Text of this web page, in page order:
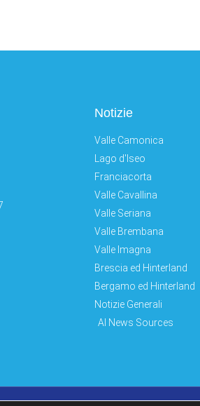
Notizie
Valle Camonica
Lago d'Iseo
Franciacorta
Valle Cavallina
Valle Seriana
Valle Brembana
Valle Imagna
Brescia ed Hinterland
Bergamo ed Hinterland
Notizie Generali
AI News Sources